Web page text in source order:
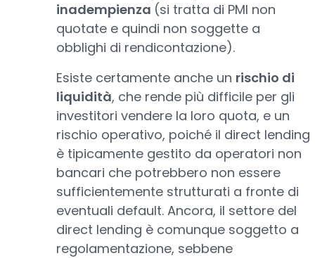
inadempienza (si tratta di PMI non
quotate e quindi non soggette a
obblighi di rendicontazione).
Esiste certamente anche un rischio di
liquidità, che rende più difficile per gli
investitori vendere la loro quota, e un
rischio operativo, poiché il direct lending
è tipicamente gestito da operatori non
bancari che potrebbero non essere
sufficientemente strutturati a fronte di
eventuali default. Ancora, il settore del
direct lending è comunque soggetto a
regolamentazione, sebbene